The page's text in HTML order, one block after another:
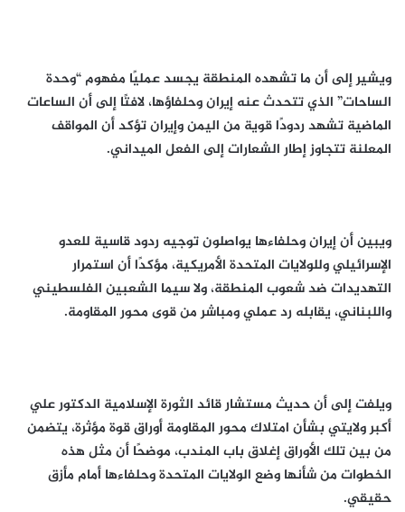
ويشير إلى أن ما تشهده المنطقة يجسد عمليًا مفهوم “وحدة
الساحات” الذي تتحدث عنه إيران وحلفاؤها، لافتًا إلى أن الساعات
الماضية تشهد ردودًا قوية من اليمن وإيران تؤكد أن المواقف
المعلنة تتجاوز إطار الشعارات إلى الفعل الميداني.
ويبين أن إيران وحلفاءها يواصلون توجيه ردود قاسية للعدو
الإسرائيلي وللولايات المتحدة الأمريكية، مؤكدًا أن استمرار
التهديدات ضد شعوب المنطقة، ولا سيما الشعبين الفلسطيني
واللبناني، يقابله رد عملي ومباشر من قوى محور المقاومة.
ويلفت إلى أن حديث مستشار قائد الثورة الإسلامية الدكتور علي
أكبر ولايتي بشأن امتلاك محور المقاومة أوراق قوة مؤثرة، يتضمن
من بين تلك الأوراق إغلاق باب المندب، موضحًا أن مثل هذه
الخطوات من شأنها وضع الولايات المتحدة وحلفاءها أمام مأزق
حقيقي.